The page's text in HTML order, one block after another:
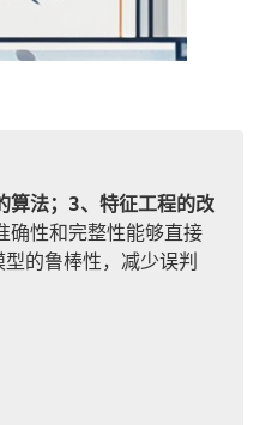
算法；3、特征工程的改
确性和完整性能够直接
的鲁棒性，减少误判